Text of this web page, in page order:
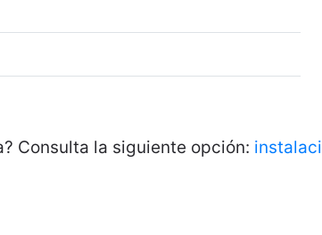
Consulta la siguiente opción: